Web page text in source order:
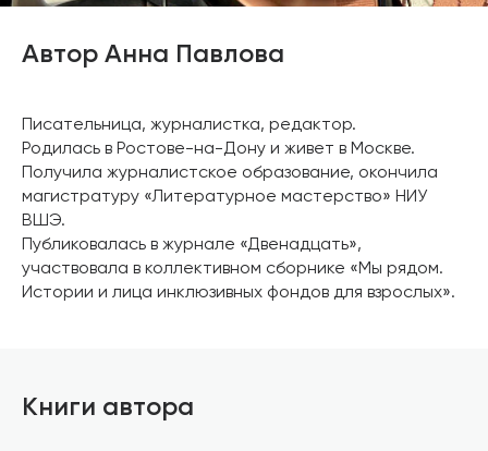
Автор Анна Павлова
Писательница, журналистка, редактор.
Родилась в Ростове-на-Дону и живет в Москве.
Получила журналистское образование, окончила
магистратуру «Литературное мастерство» НИУ
ВШЭ.
Публиковалась в журнале «Двенадцать»,
участвовала в коллективном сборнике «Мы рядом.
Истории и лица инклюзивных фондов для взрослых».
Книги автора